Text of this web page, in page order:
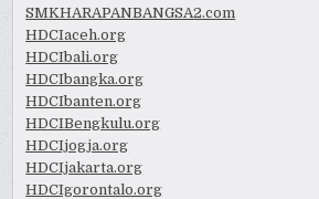
SMKHARAPANBANGSA2.com
HDCIaceh.org
HDCIbali.org
HDCIbangka.org
HDCIbanten.org
HDCIBengkulu.org
HDCIjogja.org
HDCIjakarta.org
HDCIgorontalo.org